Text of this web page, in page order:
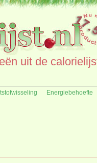
uit de
Energiebehoefte